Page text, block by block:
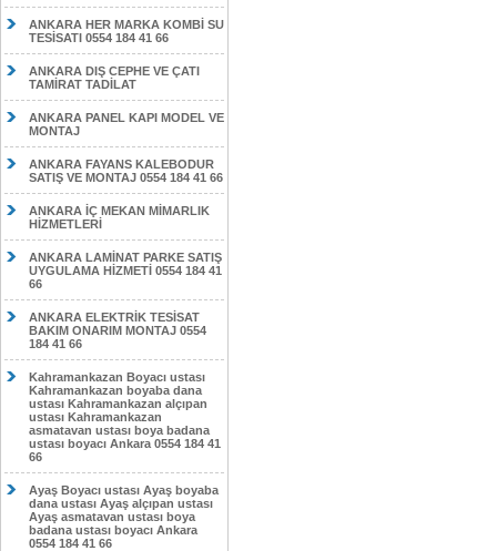
ANKARA HER MARKA KOMBİ SU
TESİSATI 0554 184 41 66
ANKARA DIŞ CEPHE VE ÇATI
TAMİRAT TADİLAT
ANKARA PANEL KAPI MODEL VE
MONTAJ
ANKARA FAYANS KALEBODUR
SATIŞ VE MONTAJ 0554 184 41 66
ANKARA İÇ MEKAN MİMARLIK
HİZMETLERİ
ANKARA LAMİNAT PARKE SATIŞ
UYGULAMA HİZMETİ 0554 184 41
66
ANKARA ELEKTRİK TESİSAT
BAKIM ONARIM MONTAJ 0554
184 41 66
Kahramankazan Boyacı ustası
Kahramankazan boyaba dana
ustası Kahramankazan alçıpan
ustası Kahramankazan
asmatavan ustası boya badana
ustası boyacı Ankara 0554 184 41
66
Ayaş Boyacı ustası Ayaş boyaba
dana ustası Ayaş alçıpan ustası
Ayaş asmatavan ustası boya
badana ustası boyacı Ankara
0554 184 41 66